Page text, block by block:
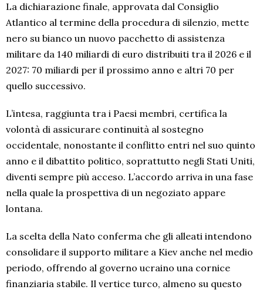
La dichiarazione finale, approvata dal Consiglio
Atlantico al termine della procedura di silenzio, mette
nero su bianco un nuovo pacchetto di assistenza
militare da 140 miliardi di euro distribuiti tra il 2026 e il
2027: 70 miliardi per il prossimo anno e altri 70 per
quello successivo.
L’intesa, raggiunta tra i Paesi membri, certifica la
volontà di assicurare continuità al sostegno
occidentale, nonostante il conflitto entri nel suo quinto
anno e il dibattito politico, soprattutto negli Stati Uniti,
diventi sempre più acceso. L’accordo arriva in una fase
nella quale la prospettiva di un negoziato appare
lontana.
La scelta della Nato conferma che gli alleati intendono
consolidare il supporto militare a Kiev anche nel medio
periodo, offrendo al governo ucraino una cornice
finanziaria stabile. Il vertice turco, almeno su questo